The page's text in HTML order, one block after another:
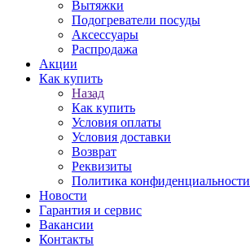
Вытяжки
Подогреватели посуды
Аксессуары
Распродажа
Акции
Как купить
Назад
Как купить
Условия оплаты
Условия доставки
Возврат
Реквизиты
Политика конфиденциальности
Новости
Гарантия и сервис
Вакансии
Контакты